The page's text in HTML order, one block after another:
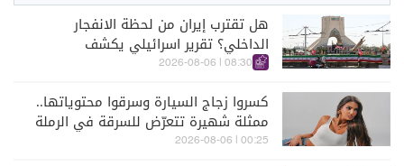
هل تقترب إيران من لحظة الانفجار
الداخلي؟ تقرير اسرائيلي يكشف
الكواليس
08:30 | 2026-08-06
كسروا زجاج السيارة وسرقوا محتوياتها..
ممثلة شهيرة تتعرّض للسرقة في الرملة
البيضاء (فيديو)
00:25 | 2026-08-06